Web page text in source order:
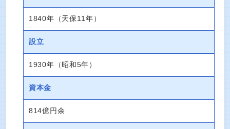
1840年（天保11年）
設立
1930年（昭和5年）
資本金
814億円余